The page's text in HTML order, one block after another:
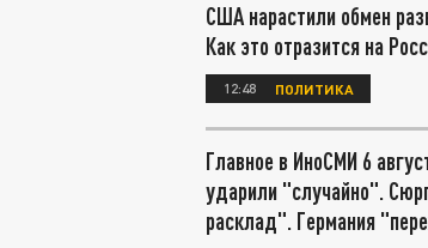
США нарастили обмен
Как это отразится на
12:48 ПОЛИТИКА
Главное в ИноСМИ 6
ударили "случайно".
расклад". Германия